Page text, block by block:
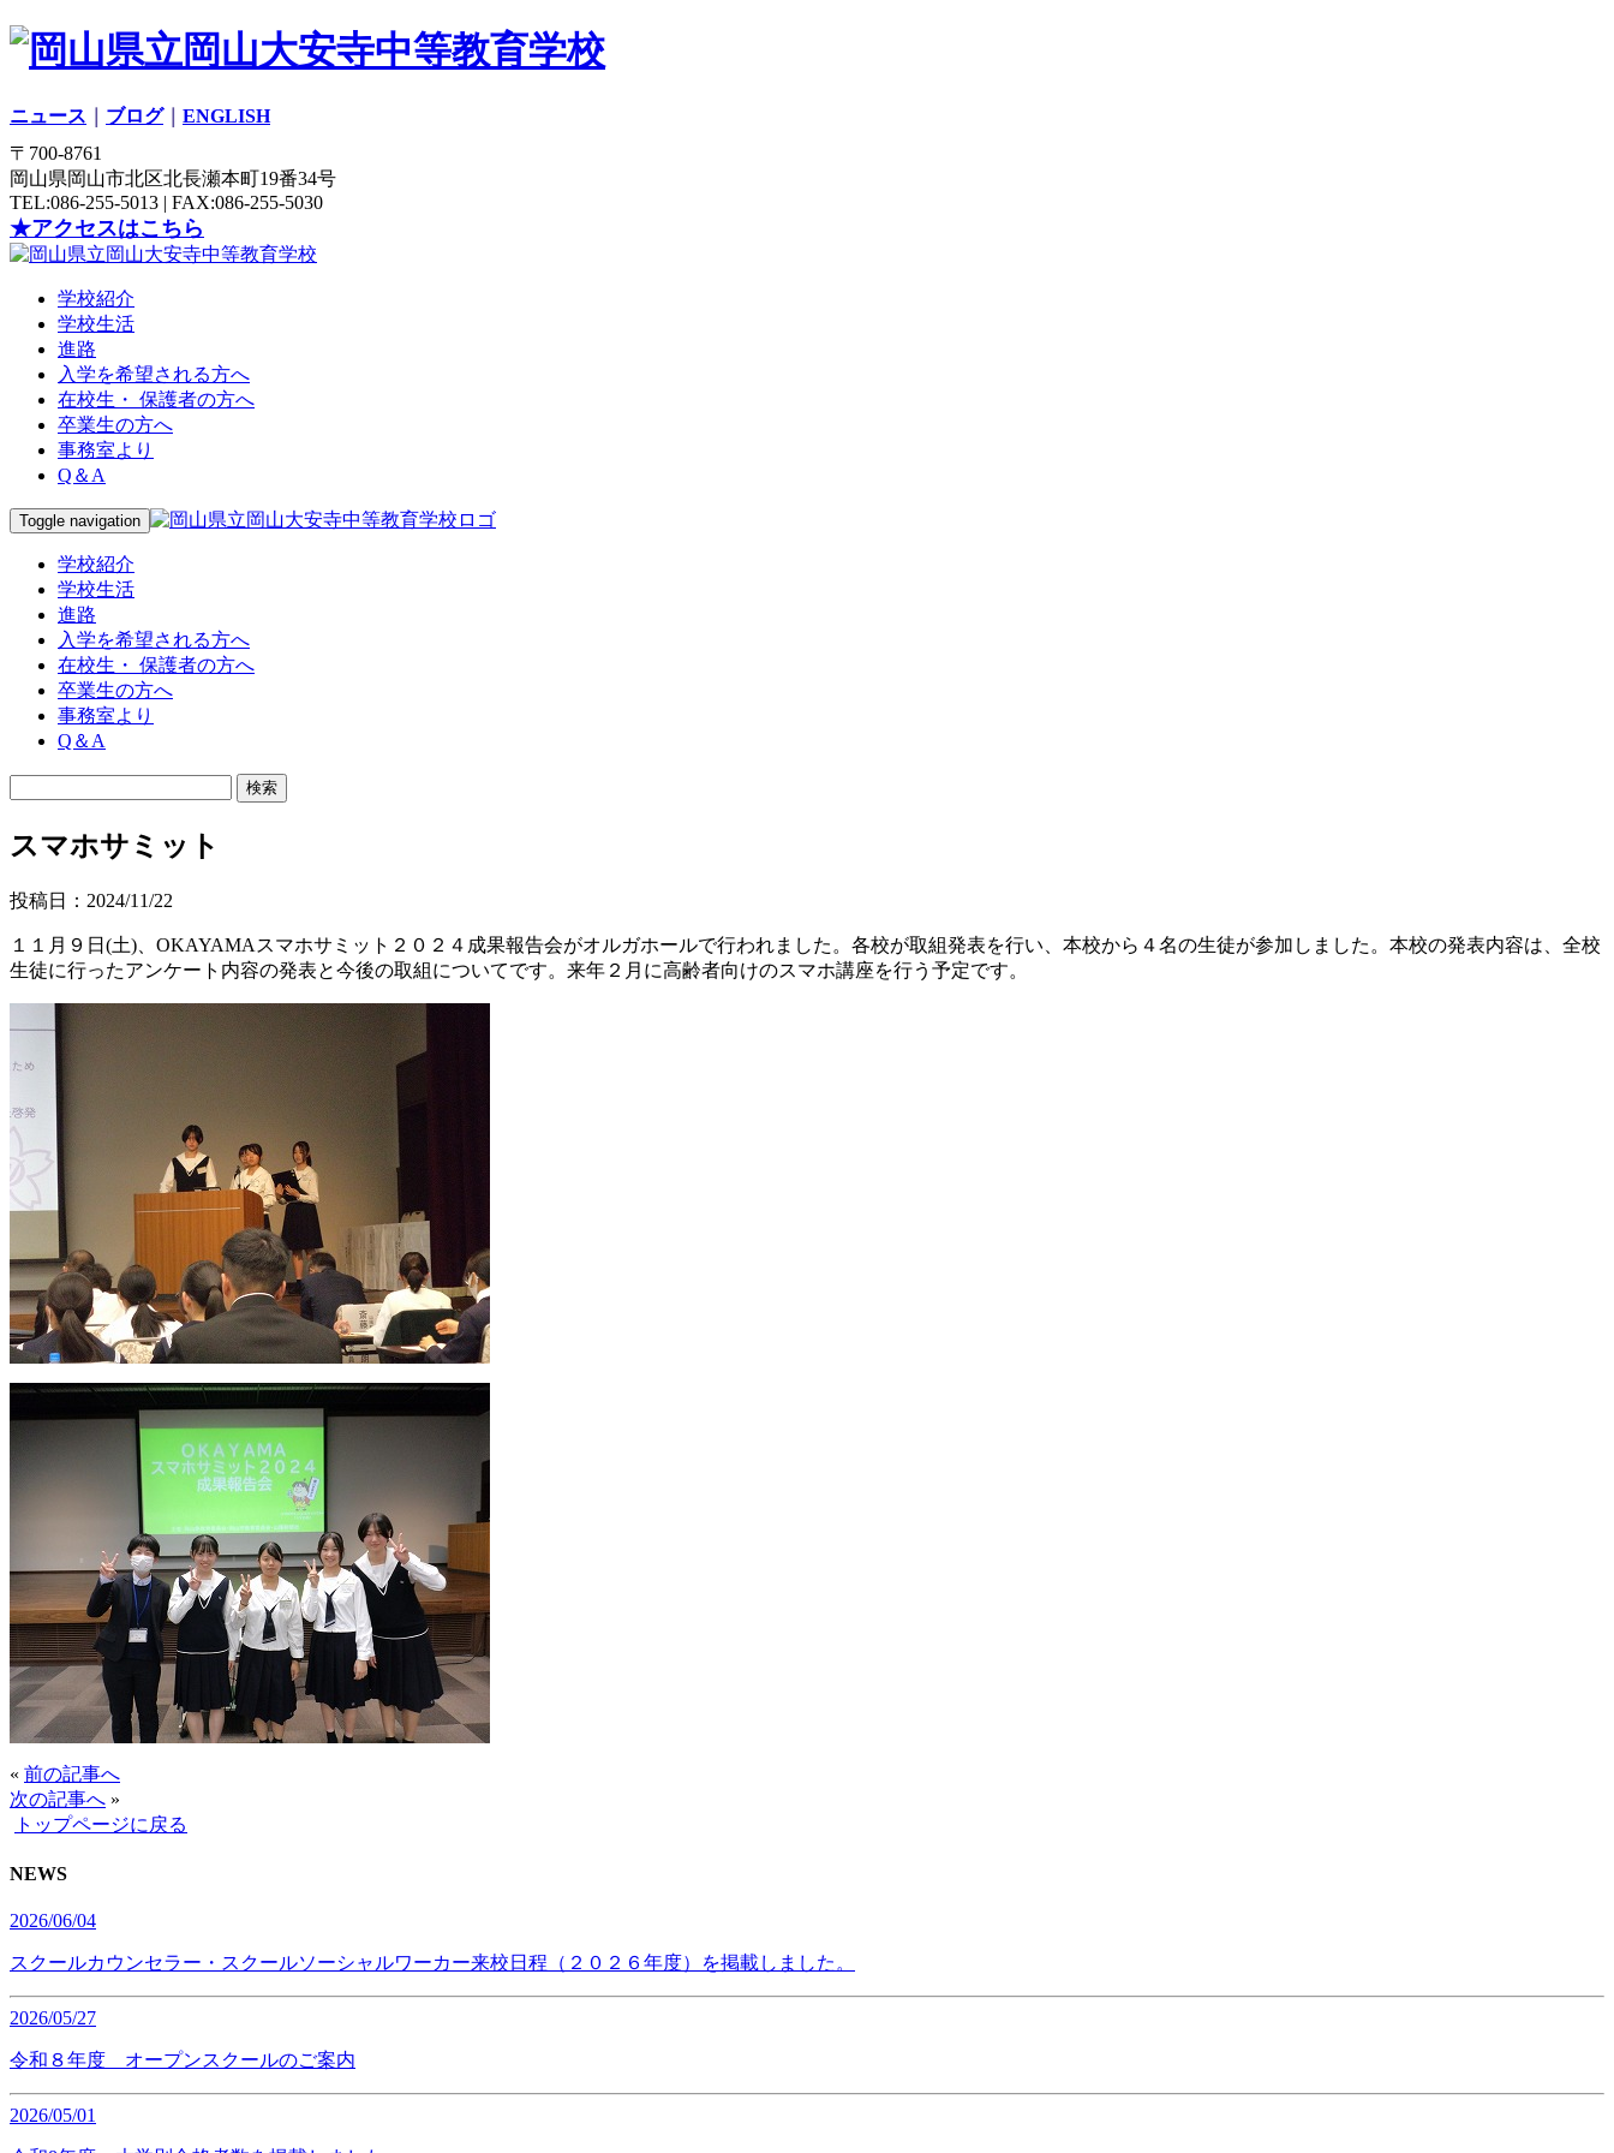
ニュース ブログ｜ ENGLISH
〒700-8761
岡山県岡山市北区北長瀬本町19番34号
TEL:086-255-5013 | FAX:086-255-5030
★アクセスはこちら
学校紹介
学校生活
進路
入学を希望される方へ
在校生・ 保護者の方へ
卒業生の方へ
事務室より
Q＆A
Toggle navigation
学校紹介
学校生活
進路
入学を希望される方へ
在校生・ 保護者の方へ
卒業生の方へ
事務室より
Q＆A
スマホサミット
投稿日：2024/11/22
１１月９日(土)、OKAYAMAスマホサミット２０２４成果報告会がオルガホールで行われました。各校が取組発表を行い、本校から４名の生徒が参加しました。本校の発表内容は、全校
生徒に行ったアンケート内容の発表と今後の取組についてです。来年２月に高齢者向けのスマホ講座を行う予定です。
« 前の記事へ
次の記事へ »
トップページに戻る
NEWS
2026/06/04
スクールカウンセラー・スクールソーシャルワーカー来校日程（２０２６年度）を掲載しました。
2026/05/27
令和８年度 オープンスクールのご案内
2026/05/01